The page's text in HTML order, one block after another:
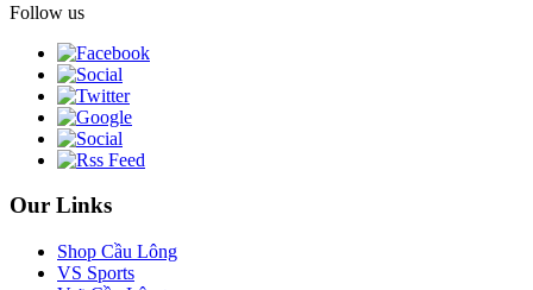
Follow us
Our Links
Shop Cầu Lông
VS Sports